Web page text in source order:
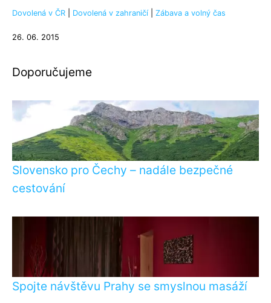
Dovolená v ČR Dovolená v zahraničí Zábava a volný čas
26. 06. 2015
Doporučujeme
Slovensko pro Čechy – nadále bezpečné
cestování
Spojte návštěvu Prahy se smyslnou masáží